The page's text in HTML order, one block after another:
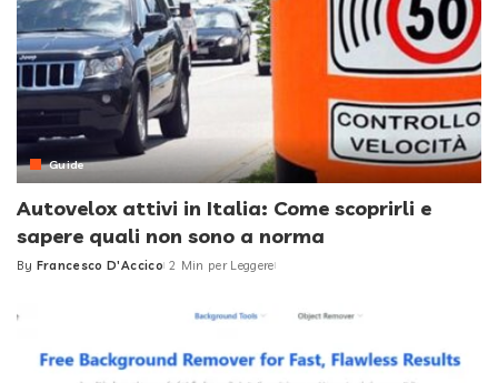
Guide
Autovelox attivi in Italia: Come scoprirli e
sapere quali non sono a norma
Posted
By Francesco D'Accico 2 Min per Leggere